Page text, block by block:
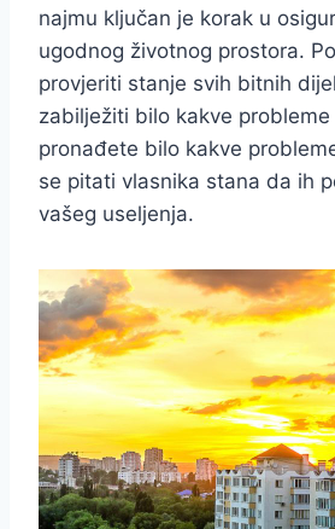
najmu ključan je korak u
ugodnog životnog prostora.
provjeriti stanje svih bitnih
zabilježiti bilo kakve
pronađete bilo kakve
se pitati vlasnika stana da ih
vašeg useljenja.